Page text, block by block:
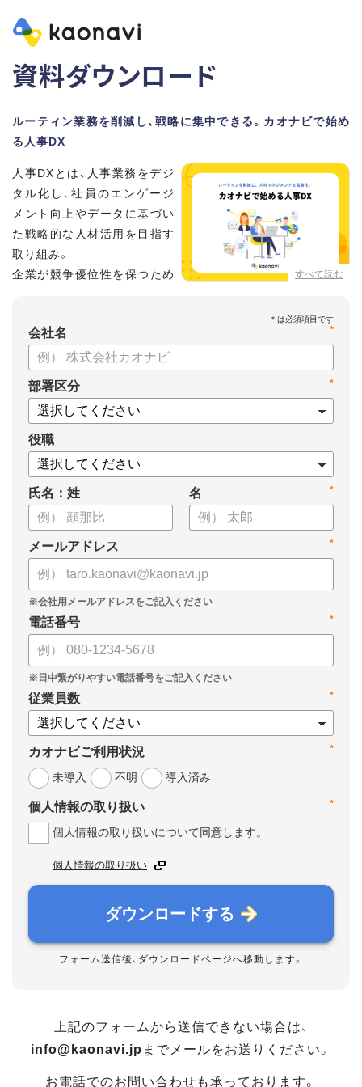
資料ダウンロード
ルーティン業務を削減し、戦略に集中できる。カオナビで始め
る人事DX
すべて読む
人事DXとは、人事業務をデジ
タル化し、社員のエンゲージ
メント向上やデータに基づい
た戦略的な人材活用を目指す
取り組み。
企業が競争優位性を保つため
しかし、「何から手を付けてよいかわからない」「なかなかデジ
タル化が進まない」「既存システムを変えることに抵抗がある」
といった理由から、推進に踏み切れていない企業も少なくあり
ません。
本資料では、人事DXの目的や成功させるためのポイントを解
説します。
*
会社名
*
部署区分
役職
氏名：姓 *
名
*
メールアドレス
*
電話番号
*
従業員数
*
カオナビご利用状況
未導入
不明 導入済み
*
個人情報の取り扱い
個人情報の取り扱いについて同意します。
個人情報の取り扱い
ダウンロードする
フォーム送信後、ダウンロードページへ移動します。
上記のフォームから送信できない場合は、
info@kaonavi.jp までメールをお送りください。
お電話でのお問い合わせも承っております。